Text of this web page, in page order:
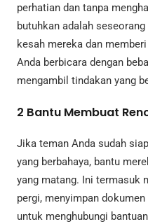
perhatian dan tanpa
butuhkan adalah
kesah mereka dan
Anda berbicara dengan
mengambil tindakan yang
2 Bantu Membuat
Jika teman Anda sudah
yang berbahaya, bantu
yang matang. Ini termasuk
pergi, menyimpan
untuk menghubungi